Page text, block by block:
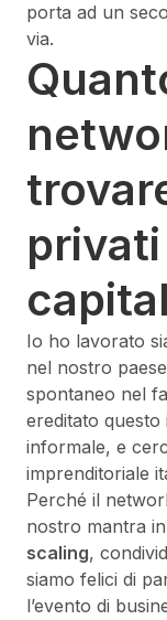
porta ad un
via.
Io ho lavorato
nel nostro
spontaneo nel
ereditato questo
informale, e
imprenditoriale
Perché il
nostro mantra
scaling,
siamo felici di
l’evento di